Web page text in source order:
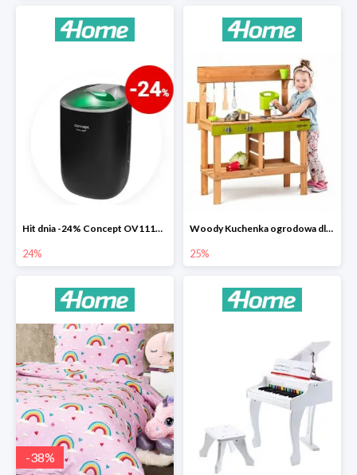
Hit dnia -24% Concept OV1110 osuszacz powietrza Perfect Air
24%
Woody Kuchenka ogrodowa dla dzieci Rosalie
25%
-38%